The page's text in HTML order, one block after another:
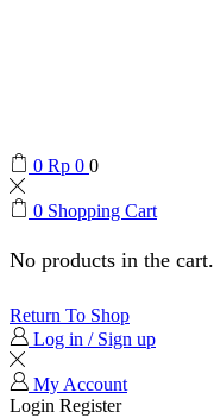
0 Rp 0 0
0 Shopping Cart
No products in the cart.
Return To Shop
Log in / Sign up
My Account
Login Register